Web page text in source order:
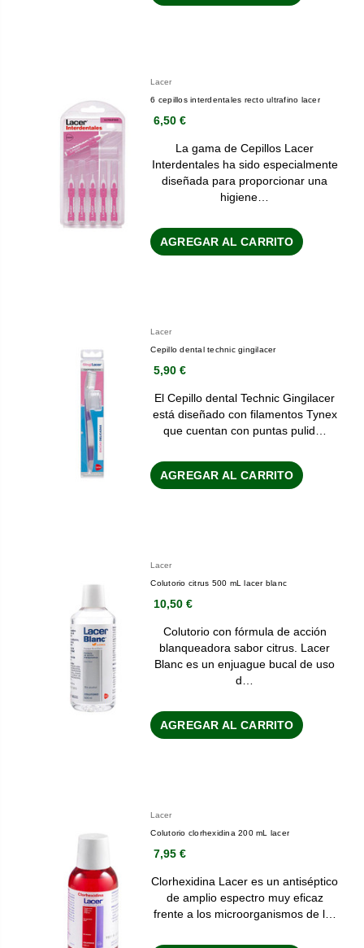
Lacer
6 cepillos interdentales recto ultrafino lacer
6,50 €
La gama de Cepillos Lacer
Interdentales ha sido especialmente
diseñada para proporcionar una
higiene…
AGREGAR AL CARRITO
Lacer
Cepillo dental technic gingilacer
5,90 €
El Cepillo dental Technic Gingilacer
está diseñado con filamentos Tynex
que cuentan con puntas pulid…
AGREGAR AL CARRITO
Lacer
Colutorio citrus 500 mL lacer blanc
10,50 €
Colutorio con fórmula de acción
blanqueadora sabor citrus. Lacer
Blanc es un enjuague bucal de uso
d…
AGREGAR AL CARRITO
Lacer
Colutorio clorhexidina 200 mL lacer
7,95 €
Clorhexidina Lacer es un antiséptico
de amplio espectro muy eficaz
frente a los microorganismos de l…